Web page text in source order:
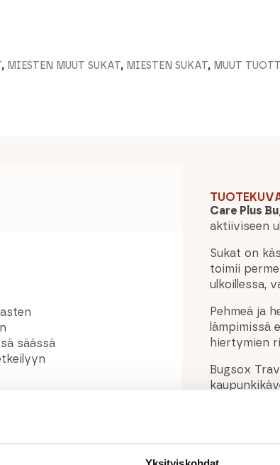
, MIESTEN MUUT SUKAT, MIESTEN SUKAT, MUUT
säässä
Care Plus
aktiiviseen
Sukat on
toimii
ulkoillessa,
Pehmeä ja
lämpimissä
hiertymien
Bugsox
Materiaali